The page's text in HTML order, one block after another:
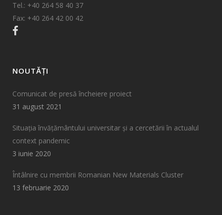
Tel.: +40 264 58 40 37
Fax: +40 264 42 00 42
NOUTĂȚI
Comunicat de presă încheiere proiect
31 august 2021
Situația învățământului universitar și a cercetării în actualul
context pandemic
3 iunie 2020
Întâlnire cu membrii Romanian New Materials Cluster
13 februarie 2020